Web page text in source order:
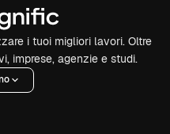
i tuoi migliori lavori. Oltre
imprese, agenzie e studi.